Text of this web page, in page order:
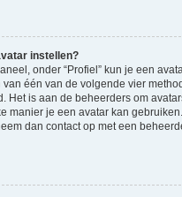
instellen?
onder “Profiel” kun je een
één van de volgende vier
Het is aan de beheerders om
manier je een avatar kan
dan contact op met een